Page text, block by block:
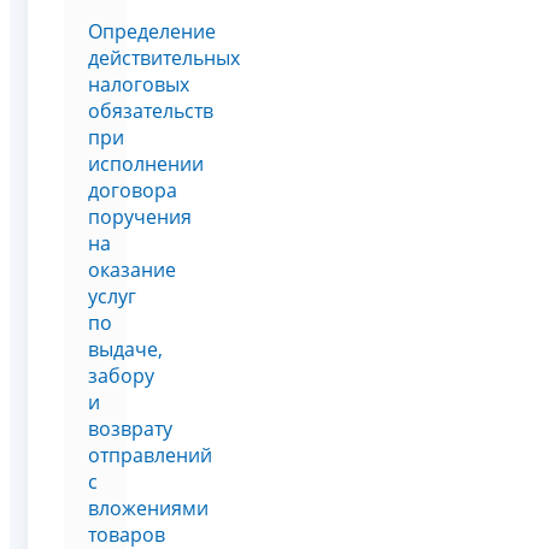
Определение
действительных
налоговых
обязательств
при
исполнении
договора
поручения
на
оказание
услуг
по
выдаче,
забору
и
возврату
отправлений
с
вложениями
товаров